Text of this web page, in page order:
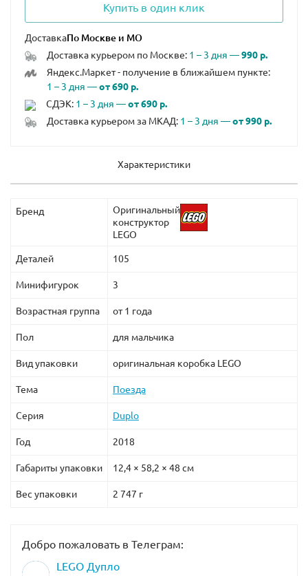
Купить в один клик
Доставка
Доставка курьером по Москве: 1 – 3 дня —990 р.
Яндекс.Маркет - получение в ближайшем пункте:
1 – 3 дня —от 690 р.
СДЭК: 1 – 3 дня —от 690 р.
Доставка курьером за МКАД: 1 – 3 дня —от 990 р.
Характеристики
Бренд
Оригинальный
конструктор
LEGO
Деталей 105
Минифигурок 3
Возрастная группа от 1 года
Пол для мальчика
Вид упаковки оригинальная коробка LEGO
Тема Поезда
Серия Duplo
Год 2018
Габариты упаковки 12,4 × 58,2 × 48 см
Вес упаковки 2 747 г
Добро пожаловать в Телеграм:
LEGO Дупло